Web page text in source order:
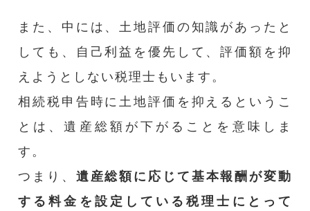
また、中には、土地評価の知識があったと
しても、自己利益を優先して、評価額を抑
えようとしない税理士もいます。
相続税申告時に土地評価を抑えるというこ
とは、遺産総額が下がることを意味しま
す。
つまり、 遺産総額に応じて基本報酬が変動
する料金を設定している税理士にとって